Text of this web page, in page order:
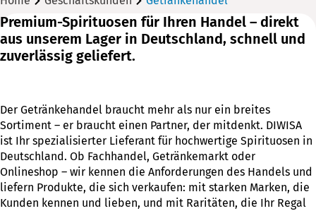
Premium-Spirituosen für Ihren Handel – direkt
aus unserem Lager in Deutschland, schnell und
zuverlässig geliefert.
Der Getränkehandel braucht mehr als nur ein breites
Sortiment – er braucht einen Partner, der mitdenkt. DIWISA
ist Ihr spezialisierter Lieferant für hochwertige Spirituosen in
Deutschland. Ob Fachhandel, Getränkemarkt oder
Onlineshop – wir kennen die Anforderungen des Handels und
liefern Produkte, die sich verkaufen: mit starken Marken, die
Kunden kennen und lieben, und mit Raritäten, die Ihr Regal